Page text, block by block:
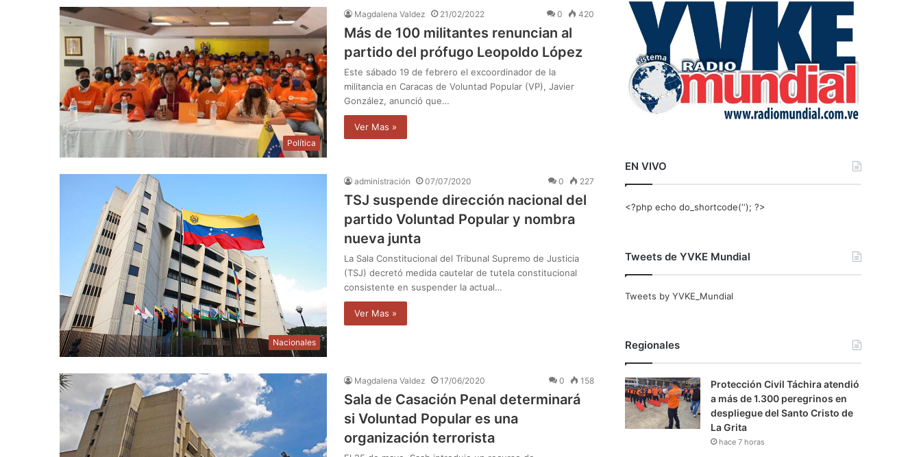
Política
Magdalena Valdez 21/02/2022 0 420
Más de 100 militantes renuncian al
partido del prófugo Leopoldo López
Este sábado 19 de febrero el excoordinador de la
militancia en Caracas de Voluntad Popular (VP), Javier
González, anunció que…
Ver Mas »
Nacionales
administración 07/07/2020 0 227
TSJ suspende dirección nacional del
partido Voluntad Popular y nombra
nueva junta
La Sala Constitucional del Tribunal Supremo de Justicia
(TSJ) decretó medida cautelar de tutela constitucional
consistente en suspender la actual…
Ver Mas »
Magdalena Valdez 17/06/2020 0 158
Sala de Casación Penal determinará
si Voluntad Popular es una
organización terrorista
r
EN VIVO
<?php echo do_shortcode(‘‘); ?>
Tweets de YVKE Mundial
Tweets by YVKE_Mundial
Regionales
Protección Civil Táchira atendió
a más de 1.300 peregrinos en
despliegue del Santo Cristo de
La Grita
hace 7 horas